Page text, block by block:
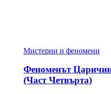
Мистерии и феномени
Феноменът
(Част Четвърта)